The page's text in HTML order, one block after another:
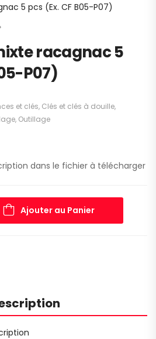
5 pcs (Ex. CF B05-P07)
racagnac 5
P07)
et clés, Clés et clés à douille,
, Outillage
dans le fichier à télécharger
Ajouter au Panier